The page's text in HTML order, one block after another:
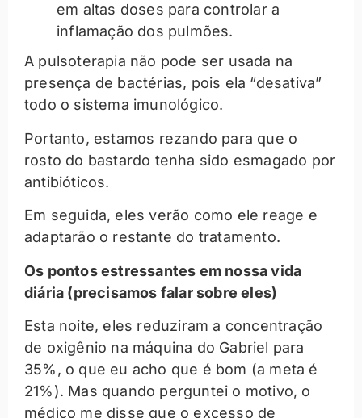
em altas doses para controlar a
inflamação dos pulmões.
A pulsoterapia não pode ser usada na
presença de bactérias, pois ela “desativa”
todo o sistema imunológico.
Portanto, estamos rezando para que o
rosto do bastardo tenha sido esmagado por
antibióticos.
Em seguida, eles verão como ele reage e
adaptarão o restante do tratamento.
Os pontos estressantes em nossa vida
diária (precisamos falar sobre eles)
Esta noite, eles reduziram a concentração
de oxigênio na máquina do Gabriel para
35%, o que eu acho que é bom (a meta é
21%). Mas quando perguntei o motivo, o
médico me disse que o excesso de